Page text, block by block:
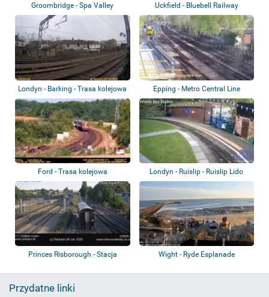
Groombridge - Spa Valley
Railway
Uckfield - Bluebell Railway
Londyn - Barking - Trasa kolejowa Epping - Metro Central Line
Ford - Trasa kolejowa
Londyn - Ruislip - Ruislip Lido
Railway
Princes Risborough - Stacja
Wight - Ryde Esplanade
Przydatne linki